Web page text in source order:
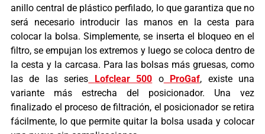
anillo central de plástico perfilado, lo que garantiza que no
será necesario introducir las manos en la cesta para
colocar la bolsa. Simplemente, se inserta el bloqueo en el
filtro, se empujan los extremos y luego se coloca dentro de
la cesta y la carcasa. Para las bolsas más gruesas, como
las de las series
Lofclear 500 o ProGaf, existe una
variante más estrecha del posicionador. Una vez
finalizado el proceso de filtración, el posicionador se retira
fácilmente, lo que permite quitar la bolsa usada y colocar